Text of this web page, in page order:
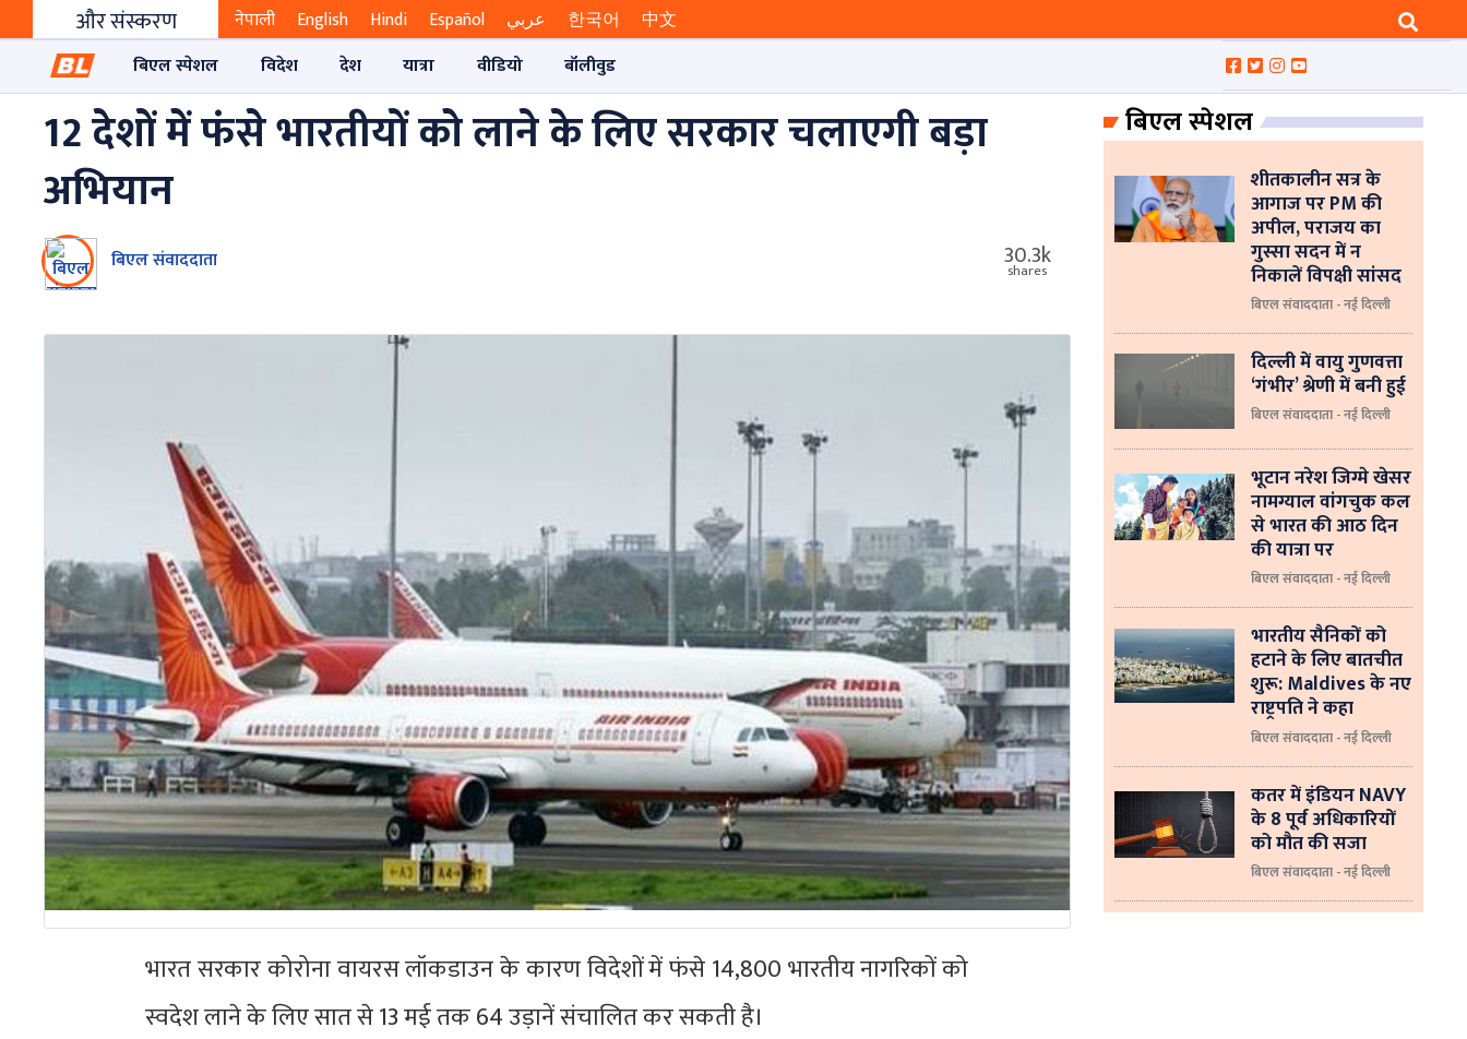
और संस्करण नेपाली English Hindi Español عربي 한국어
中文
बिएल स्पेशल
विदेश देश यात्रा वीडियो बॉलीवुड
12 देशों में फंसे भारतीयों को लाने के लिए सरकार चलाएगी बड़ा
अभियान
बिएल संवाददाता 30.3k
shares
भारत सरकार कोरोना वायरस लॉकडाउन के कारण विदेशों में फंसे 14,800 भारतीय नागरिकों को
स्वदेश लाने के लिए सात से 13 मई तक 64 उड़ानें संचालित कर सकती है।
बिएल स्पेशल
शीतकालीन सत्र के
आगाज पर PM की
अपील, पराजय का
गुस्सा सदन में न
निकालें विपक्षी सांसद
बिएल संवाददाता - नई दिल्ली
दिल्ली में वायु गुणवत्ता
‘गंभीर’ श्रेणी में बनी हुई
बिएल संवाददाता - नई दिल्ली
भूटान नरेश जिग्मे खेसर
नामग्याल वांगचुक कल
से भारत की आठ दिन
की यात्रा पर
बिएल संवाददाता - नई दिल्ली
भारतीय सैनिकों को
हटाने के लिए बातचीत
शुरू: Maldives के नए
राष्ट्रपति ने कहा
बिएल संवाददाता - नई दिल्‍ली
कतर में इंडियन NAVY
के 8 पूर्व अधिकारियों
को मौत की सजा
बिएल संवाददाता - नई दिल्ली